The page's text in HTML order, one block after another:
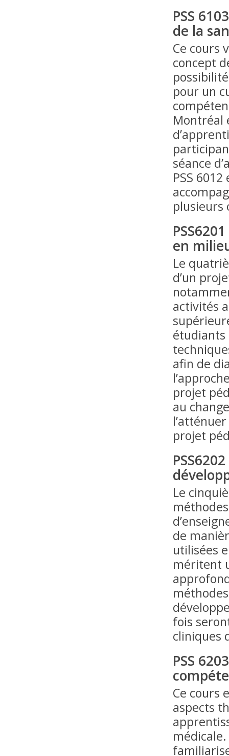
PSS
de la
Ce cours
concept
pour un
Montréal
séance
PSS
plusieurs
en
Le
d’un
activités
étudiants
afin de
projet
au
projet
Le
de
utilisées
méritent
fois
cliniques
PSS
Ce cours
aspects